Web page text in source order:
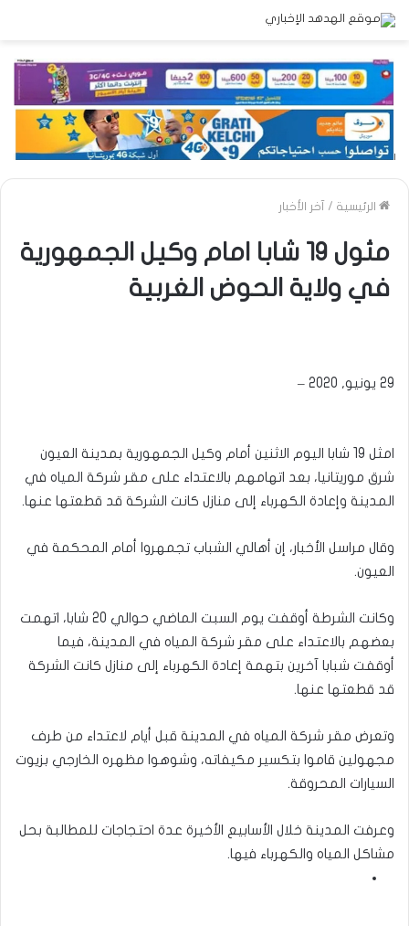
الرئيسية / آخر الأخبار
مثول 19 شابا امام وكيل الجمهورية
في ولاية الحوض الغربية
29 يونيو, 2020 –
امثل 19 شابا اليوم الاثنين أمام وكيل الجمهورية بمدينة العيون
شرق موريتانيا، بعد اتهامهم بالاعتداء على مقر شركة المياه في
المدينة وإعادة الكهرباء إلى منازل كانت الشركة قد قطعتها عنها.
وقال مراسل الأخبار، إن أهالي الشباب تجمهروا أمام المحكمة في
العيون.
وكانت الشرطة أوقفت يوم السبت الماضي حوالي 20 شابا، اتهمت
بعضهم بالاعتداء على مقر شركة المياه في المدينة، فيما
أوقفت شبابا آخرين بتهمة إعادة الكهرباء إلى منازل كانت الشركة
قد قطعتها عنها.
وتعرض مقر شركة المياه في المدينة قبل أيام لاعتداء من طرف
مجهولين قاموا بتكسير مكيفاته، وشوهوا مظهره الخارجي بزيوت
السيارات المحروقة.
وعرفت المدينة خلال الأسابيع الأخيرة عدة احتجاجات للمطالبة بحل
مشاكل المياه والكهرباء فيها.